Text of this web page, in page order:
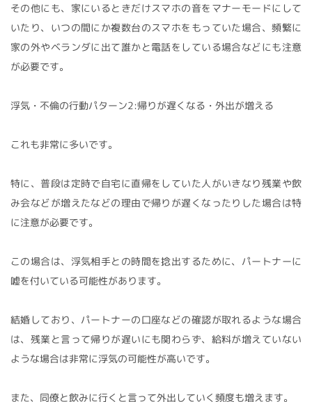
その他にも、家にいるときだけスマホの音をマナーモードにして
いたり、いつの間にか複数台のスマホをもっていた場合、頻繁に
家の外やベランダに出て誰かと電話をしている場合などにも注意
が必要です。
浮気・不倫の行動パターン2:帰りが遅くなる・外出が増える
これも非常に多いです。
特に、普段は定時で自宅に直帰をしていた人がいきなり残業や飲
み会などが増えたなどの理由で帰りが遅くなったりした場合は特
に注意が必要です。
この場合は、浮気相手との時間を捻出するために、パートナーに
嘘を付いている可能性があります。
結婚しており、パートナーの口座などの確認が取れるような場合
は、残業と言って帰りが遅いにも関わらず、給料が増えていない
ような場合は非常に浮気の可能性が高いです。
また、同僚と飲みに行くと言って外出していく頻度も増えます。